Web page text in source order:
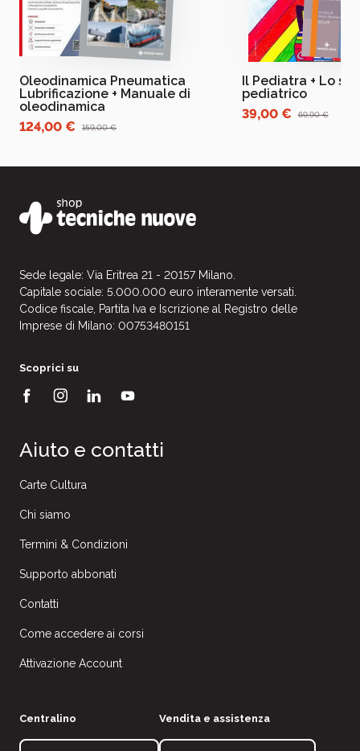
Oleodinamica Pneumatica
Lubrificazione + Manuale di
oleodinamica
124,00 €
159,00 €
Il Pediatra + Lo
pediatrico
39,00 €
69,90 €
Sede legale: Via Eritrea 21 - 20157 Milano.
Capitale sociale: 5.000.000 euro interamente versati.
Codice fiscale, Partita Iva e Iscrizione al Registro delle
Imprese di Milano: 00753480151
Scoprici su
Aiuto e contatti
Carte Cultura
Chi siamo
Termini & Condizioni
Supporto abbonati
Contatti
Come accedere ai corsi
Attivazione Account
Centralino Vendita e assistenza